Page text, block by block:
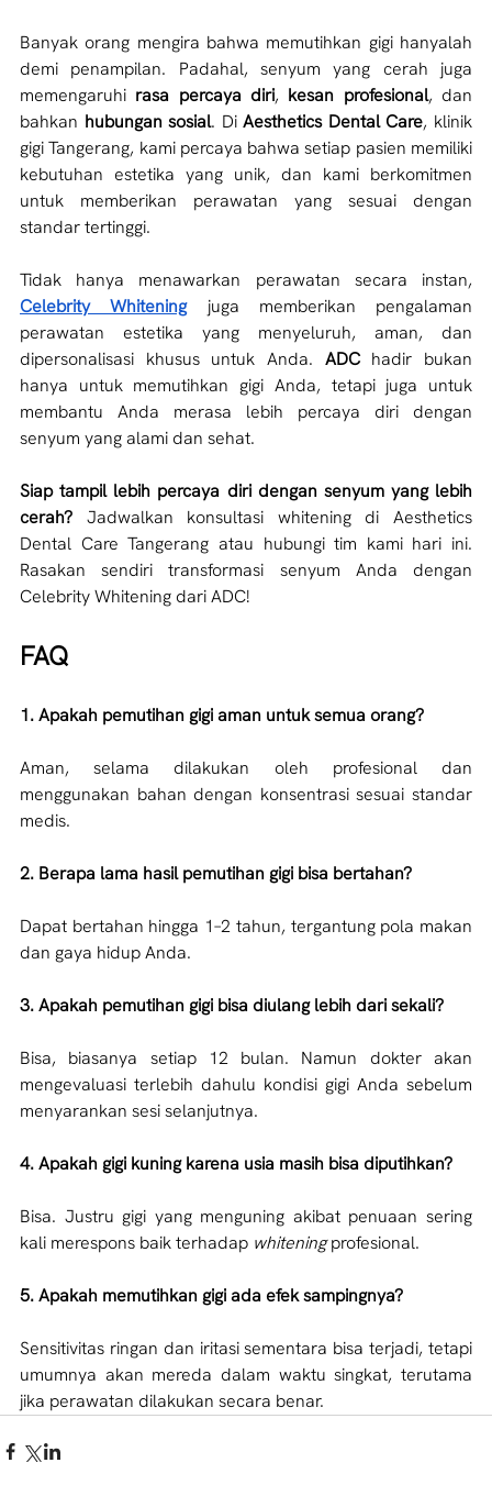
Banyak orang mengira bahwa memutihkan gigi hanyalah
demi penampilan. Padahal, senyum yang cerah juga
memengaruhi rasa percaya diri, kesan profesional, dan
bahkan hubungan sosial. Di Aesthetics Dental Care, klinik
gigi Tangerang, kami percaya bahwa setiap pasien memiliki
kebutuhan estetika yang unik, dan kami berkomitmen
untuk memberikan perawatan yang sesuai dengan
standar tertinggi.
Celebrity Whitening juga memberikan pengalaman
perawatan estetika yang menyeluruh, aman, dan
dipersonalisasi khusus untuk Anda. ADC hadir bukan
hanya untuk memutihkan gigi Anda, tetapi juga untuk
membantu Anda merasa lebih percaya diri dengan
senyum yang alami dan sehat.
Siap tampil lebih percaya diri dengan senyum yang lebih
cerah? Jadwalkan konsultasi whitening di Aesthetics
Dental Care Tangerang atau hubungi tim kami hari ini.
Rasakan sendiri transformasi senyum Anda dengan
Celebrity Whitening dari ADC!
FAQ
1. Apakah pemutihan gigi aman untuk semua orang?
Aman, selama dilakukan oleh profesional dan
menggunakan bahan dengan konsentrasi sesuai standar
medis.
2. Berapa lama hasil pemutihan gigi bisa bertahan?
Dapat bertahan hingga 1–2 tahun, tergantung pola makan
dan gaya hidup Anda.
3. Apakah pemutihan gigi bisa diulang lebih dari sekali?
Bisa, biasanya setiap 12 bulan. Namun dokter akan
mengevaluasi terlebih dahulu kondisi gigi Anda sebelum
menyarankan sesi selanjutnya.
4. Apakah gigi kuning karena usia masih bisa diputihkan?
Bisa. Justru gigi yang menguning akibat penuaan sering
kali merespons baik terhadap whitening profesional.
5. Apakah memutihkan gigi ada efek sampingnya?
Sensitivitas ringan dan iritasi sementara bisa terjadi, tetapi
umumnya akan mereda dalam waktu singkat, terutama
jika perawatan dilakukan secara benar.